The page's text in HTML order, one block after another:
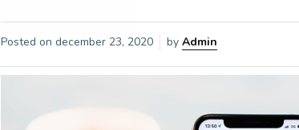
Posted on december 23, 2020 by Admin